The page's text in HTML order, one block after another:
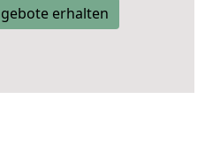
erhalten